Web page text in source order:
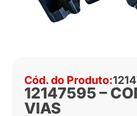
Cód. do Produto:
12147595 –
VIAS